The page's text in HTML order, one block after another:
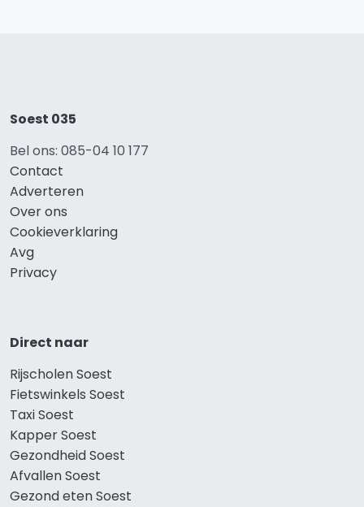
Soest 035
Bel ons: 085-04 10 177
Contact
Adverteren
Over ons
Cookieverklaring
Avg
Privacy
Direct naar
Rijscholen Soest
Fietswinkels Soest
Taxi Soest
Kapper Soest
Gezondheid Soest
Afvallen Soest
Gezond eten Soest